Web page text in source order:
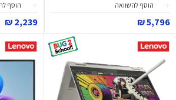
הוסף להשוואה
5,796 ₪
הוסף
2,239 ₪